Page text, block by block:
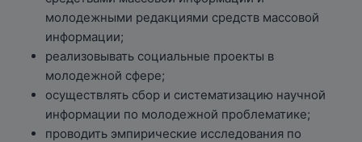
молодежными редакциями средств массовой
информации;
реализовывать социальные проекты в
молодежной сфере;
осуществлять сбор и систематизацию научной
информации по молодежной проблематике;
проводить эмпирические исследования по